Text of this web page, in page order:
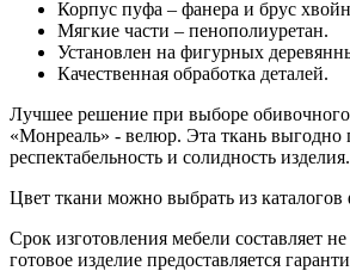
Корпус пуфа – фанера и брус
Мягкие части – пенополиуретан.
Установлен на фигурных
Качественная обработка деталей.
Лучшее решение при выборе
«Монреаль» - велюр. Эта ткань выгодно
респектабельность и солидность изделия.
Цвет ткани можно выбрать из каталогов
Срок изготовления мебели составляет
готовое изделие предоставляется